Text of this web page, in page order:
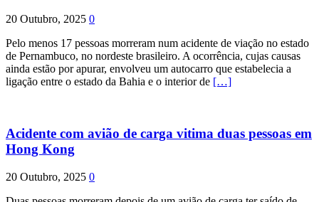
20 Outubro, 2025 0
Pelo menos 17 pessoas morreram num acidente de viação no estado
de Pernambuco, no nordeste brasileiro. A ocorrência, cujas causas
ainda estão por apurar, envolveu um autocarro que estabelecia a
ligação entre o estado da Bahia e o interior de […]
Acidente com avião de carga vitima duas pessoas em
Hong Kong
20 Outubro, 2025 0